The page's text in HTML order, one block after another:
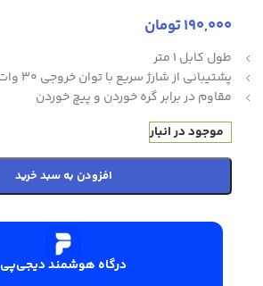
190,000تومان
طول کابل 1 متر
پشتیبانی از شارژ سریع با توان خروجی 30 وات
مقاوم در برابر گره خوردن و پیچ خوردن
موجود در انبار
افزودن به سبد خرید
درگاه هوشمند دیجی‌پی